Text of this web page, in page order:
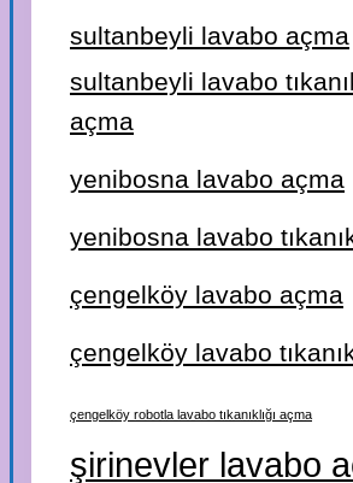
sultanbeyli lavabo açma
sultanbeyli lavabo
açma
yenibosna lavabo açma
yenibosna lavabo
çengelköy lavabo açma
çengelköy lavabo
çengelköy robotla lavabo tıkanıklığı açma
şirinevler lavabo